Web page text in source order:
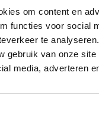
om content en
functies voor social
te
gebruik van onze site
media, adverteren
groot zijn, is
haarscherp in beeld te
er gemaakt worden